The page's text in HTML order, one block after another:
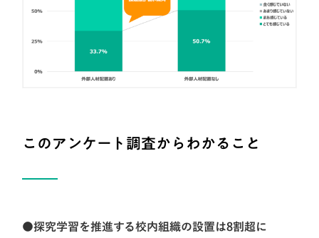
このアンケート調査からわかること
●探究学習を推進する校内組織の設置は8割超に